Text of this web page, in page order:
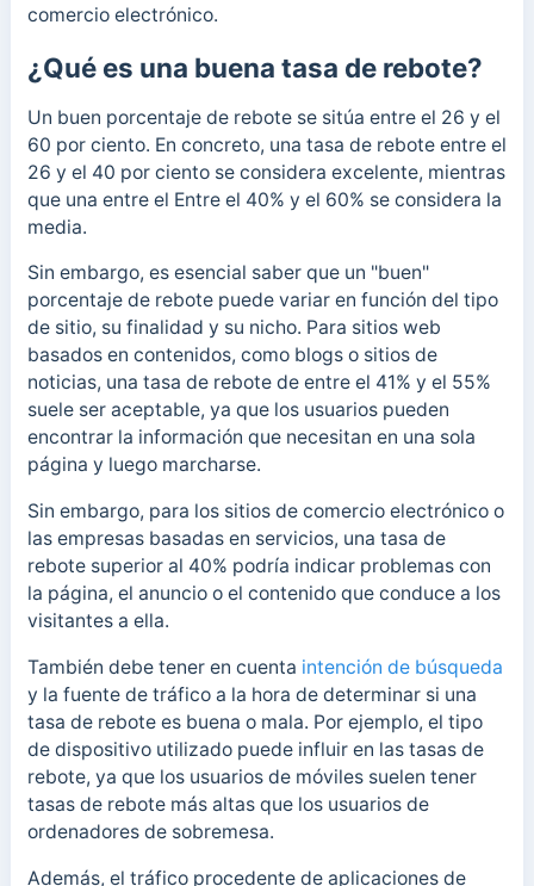
comercio electrónico.
¿Qué es una buena tasa de rebote?
Un buen porcentaje de rebote se sitúa entre el 26 y el
60 por ciento. En concreto, una tasa de rebote entre el
26 y el 40 por ciento se considera excelente, mientras
que una entre el Entre el 40% y el 60% se considera la
media.
Sin embargo, es esencial saber que un "buen"
porcentaje de rebote puede variar en función del tipo
de sitio, su finalidad y su nicho. Para sitios web
basados en contenidos, como blogs o sitios de
noticias, una tasa de rebote de entre el 41% y el 55%
suele ser aceptable, ya que los usuarios pueden
encontrar la información que necesitan en una sola
página y luego marcharse.
Sin embargo, para los sitios de comercio electrónico o
las empresas basadas en servicios, una tasa de
rebote superior al 40% podría indicar problemas con
la página, el anuncio o el contenido que conduce a los
visitantes a ella.
También debe tener en cuenta intención de búsqueda
y la fuente de tráfico a la hora de determinar si una
tasa de rebote es buena o mala. Por ejemplo, el tipo
de dispositivo utilizado puede influir en las tasas de
rebote, ya que los usuarios de móviles suelen tener
tasas de rebote más altas que los usuarios de
ordenadores de sobremesa.
Además, el tráfico procedente de aplicaciones de